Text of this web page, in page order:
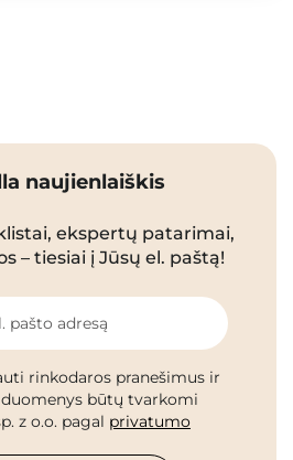
naujienlaiškis
ekspertų patarimai,
– tiesiai į Jūsų el. paštą!
pašto adresą
rinkodaros pranešimus ir
būtų tvarkomi
z o.o. pagal privatumo